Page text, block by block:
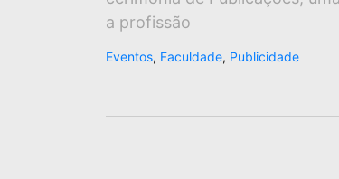
a profissão
Eventos, Faculdade, Publicidade